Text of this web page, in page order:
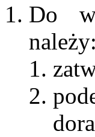
Do
należy: